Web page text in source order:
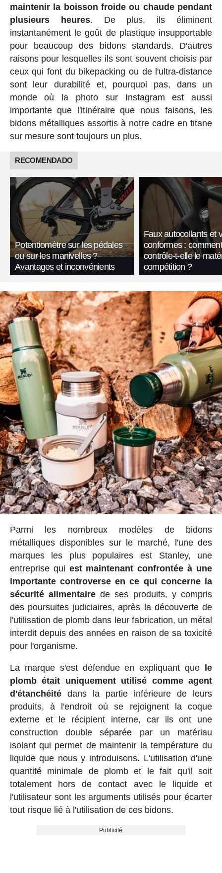
maintenir la boisson froide ou chaude pendant
plusieurs heures. De plus, ils éliminent
instantanément le goût de plastique insupportable
pour beaucoup des bidons standards. D'autres
raisons pour lesquelles ils sont souvent choisis par
ceux qui font du bikepacking ou de l'ultra-distance
sont leur durabilité et, pourquoi pas, dans un
monde où la photo sur Instagram est aussi
importante que l'itinéraire que nous faisons, les
bidons métalliques assortis à notre cadre en titane
sur mesure sont toujours un plus.
RECOMENDADO
Potentiomètre sur les pédales
ou sur les manivelles ?
Avantages et inconvénients
Faux autocollants et
conformes :
contrôle-t-elle le
compétition ?
Parmi les nombreux modèles de bidons
métalliques disponibles sur le marché, l'une des
marques les plus populaires est Stanley, une
entreprise qui est maintenant confrontée à une
importante controverse en ce qui concerne la
sécurité alimentairede ses produits, y compris
des poursuites judiciaires, après la découverte de
l'utilisation de plomb dans leur fabrication, un métal
interdit depuis des années en raison de sa toxicité
pour l'organisme.
La marque s'est défendue en expliquant que
le
plomb était uniquement utilisé comme agent
d'étanchéitédans la partie inférieure de leurs
produits, à l'endroit où se rejoignent la coque
externe et le récipient interne, car ils ont une
construction double séparée par un matériau
isolant qui permet de maintenir la température du
liquide que nous y introduisons. L'utilisation d'une
quantité minimale de plomb et le fait qu'il soit
totalement hors de contact avec le liquide et
l'utilisateur sont les arguments utilisés pour écarter
tout risque lié à l'utilisation de ces bidons.
Publicité